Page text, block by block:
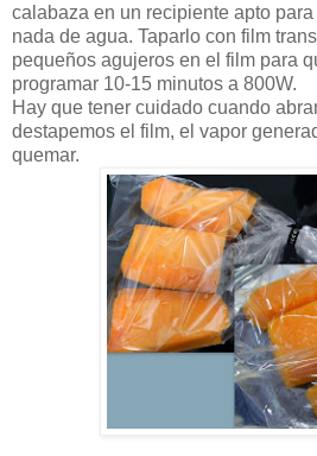
calabaza en un recipiente apto
nada de agua. Taparlo con film
pequeños agujeros en el film para
programar 10-15 minutos a 800W.
Hay que tener cuidado cuando
destapemos el film, el vapor
quemar.